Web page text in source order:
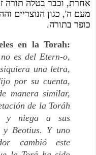
כופר בתורה.
es del Etern-o,
una letra,
por su cuenta,
manera similar,
de la Toráh
y niega a sus
y Beotius. Y uno
cambió este